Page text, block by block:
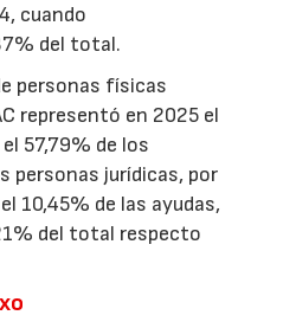
cuando
del total.
personas físicas
representó en 2025 el
57,79% de los
personas jurídicas, por
10,45% de las ayudas,
del total respecto